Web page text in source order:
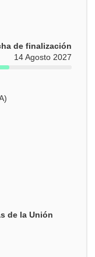
de finalización
14 Agosto 2027
de la Unión